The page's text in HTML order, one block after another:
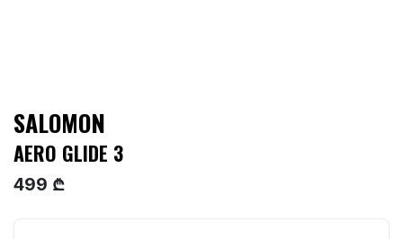
SALOMON
AERO GLIDE 3
499 ₾